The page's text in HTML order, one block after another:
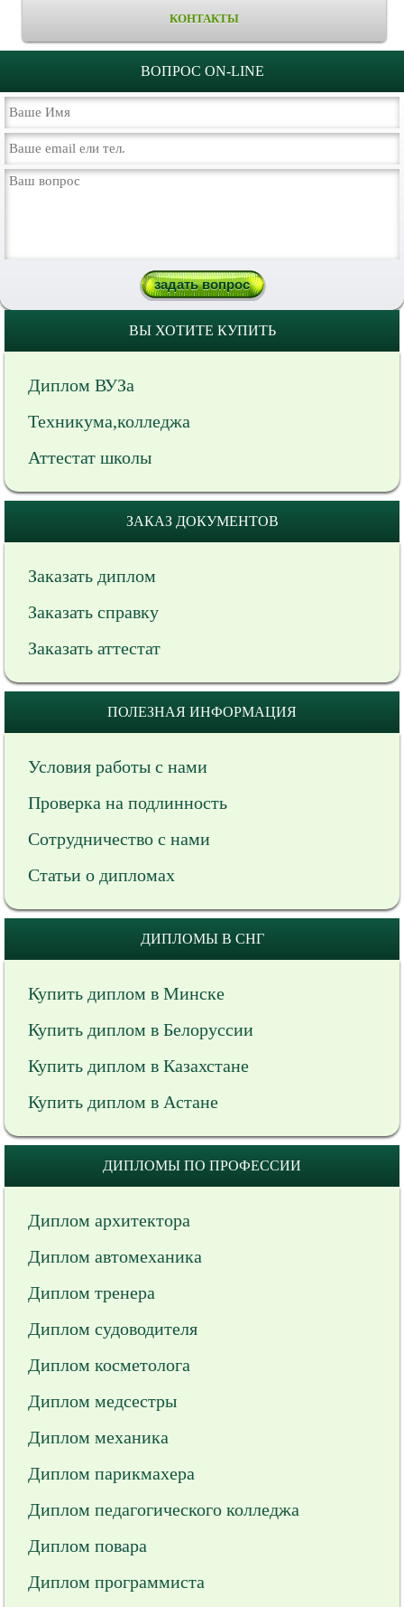
КОНТАКТЫ
ВОПРОС ON-LINE
ВЫ ХОТИТЕ КУПИТЬ
Диплом ВУЗа
Техникума,колледжа
Аттестат школы
ЗАКАЗ ДОКУМЕНТОВ
Заказать диплом
Заказать справку
Заказать аттестат
ПОЛЕЗНАЯ ИНФОРМАЦИЯ
Условия работы с нами
Проверка на подлинность
Сотрудничество с нами
Статьи о дипломах
ДИПЛОМЫ В СНГ
Купить диплом в Минске
Купить диплом в Белоруссии
Купить диплом в Казахстане
Купить диплом в Астане
ДИПЛОМЫ ПО ПРОФЕССИИ
Диплом архитектора
Диплом автомеханика
Диплом тренера
Диплом судоводителя
Диплом косметолога
Диплом медсестры
Диплом механика
Диплом парикмахера
Диплом педагогического колледжа
Диплом повара
Диплом программиста